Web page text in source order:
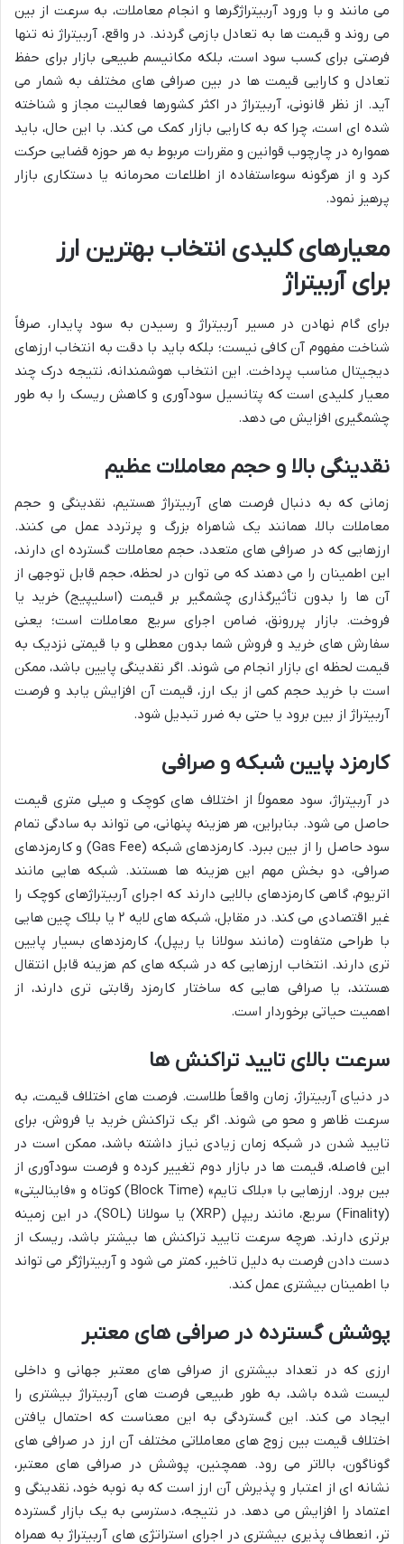
می مانند و با ورود آربیتراژگرها و انجام معاملات، به سرعت از بین
می روند و قیمت ها به تعادل بازمی گردند. در واقع، آربیتراژ نه تنها
فرصتی برای کسب سود است، بلکه مکانیسم طبیعی بازار برای حفظ
تعادل و کارایی قیمت ها در بین صرافی های مختلف به شمار می
آید. از نظر قانونی، آربیتراژ در اکثر کشورها فعالیت مجاز و شناخته
شده ای است، چرا که به کارایی بازار کمک می کند. با این حال، باید
همواره در چارچوب قوانین و مقررات مربوط به هر حوزه قضایی حرکت
کرد و از هرگونه سوءاستفاده از اطلاعات محرمانه یا دستکاری بازار
پرهیز نمود.
معیارهای کلیدی انتخاب بهترین ارز
برای آربیتراژ
برای گام نهادن در مسیر آربیتراژ و رسیدن به سود پایدار، صرفاً
شناخت مفهوم آن کافی نیست؛ بلکه باید با دقت به انتخاب ارزهای
دیجیتال مناسب پرداخت. این انتخاب هوشمندانه، نتیجه درک چند
معیار کلیدی است که پتانسیل سودآوری و کاهش ریسک را به طور
چشمگیری افزایش می دهد.
نقدینگی بالا و حجم معاملات عظیم
زمانی که به دنبال فرصت های آربیتراژ هستیم، نقدینگی و حجم
معاملات بالا، همانند یک شاهراه بزرگ و پرتردد عمل می کنند.
ارزهایی که در صرافی های متعدد، حجم معاملات گسترده ای دارند،
این اطمینان را می دهند که می توان در لحظه، حجم قابل توجهی از
آن ها را بدون تأثیرگذاری چشمگیر بر قیمت (اسلیپیج) خرید یا
فروخت. بازار پررونق، ضامن اجرای سریع معاملات است؛ یعنی
سفارش های خرید و فروش شما بدون معطلی و با قیمتی نزدیک به
قیمت لحظه ای بازار انجام می شوند. اگر نقدینگی پایین باشد، ممکن
است با خرید حجم کمی از یک ارز، قیمت آن افزایش یابد و فرصت
آربیتراژ از بین برود یا حتی به ضرر تبدیل شود.
کارمزد پایین شبکه و صرافی
در آربیتراژ، سود معمولاً از اختلاف های کوچک و میلی متری قیمت
حاصل می شود. بنابراین، هر هزینه پنهانی، می تواند به سادگی تمام
سود حاصل را از بین ببرد. کارمزدهای شبکه (Gas Fee) و کارمزدهای
صرافی، دو بخش مهم این هزینه ها هستند. شبکه هایی مانند
اتریوم، گاهی کارمزدهای بالایی دارند که اجرای آربیتراژهای کوچک را
غیر اقتصادی می کند. در مقابل، شبکه های لایه ۲ یا بلاک چین هایی
با طراحی متفاوت (مانند سولانا یا ریپل)، کارمزدهای بسیار پایین
تری دارند. انتخاب ارزهایی که در شبکه های کم هزینه قابل انتقال
هستند، یا صرافی هایی که ساختار کارمزد رقابتی تری دارند، از
اهمیت حیاتی برخوردار است.
سرعت بالای تایید تراکنش ها
در دنیای آربیتراژ، زمان واقعاً طلاست. فرصت های اختلاف قیمت، به
سرعت ظاهر و محو می شوند. اگر یک تراکنش خرید یا فروش، برای
تایید شدن در شبکه زمان زیادی نیاز داشته باشد، ممکن است در
این فاصله، قیمت ها در بازار دوم تغییر کرده و فرصت سودآوری از
بین برود. ارزهایی با «بلاک تایم» (Block Time) کوتاه و «فاینالیتی»
(Finality) سریع، مانند ریپل (XRP) یا سولانا (SOL)، در این زمینه
برتری دارند. هرچه سرعت تایید تراکنش ها بیشتر باشد، ریسک از
دست دادن فرصت به دلیل تاخیر، کمتر می شود و آربیتراژگر می تواند
با اطمینان بیشتری عمل کند.
پوشش گسترده در صرافی های معتبر
ارزی که در تعداد بیشتری از صرافی های معتبر جهانی و داخلی
لیست شده باشد، به طور طبیعی فرصت های آربیتراژ بیشتری را
ایجاد می کند. این گستردگی به این معناست که احتمال یافتن
اختلاف قیمت بین زوج های معاملاتی مختلف آن ارز در صرافی های
گوناگون، بالاتر می رود. همچنین، پوشش در صرافی های معتبر،
نشانه ای از اعتبار و پذیرش آن ارز است که به نوبه خود، نقدینگی و
اعتماد را افزایش می دهد. در نتیجه، دسترسی به یک بازار گسترده
تر، انعطاف پذیری بیشتری در اجرای استراتژی های آربیتراژ به همراه